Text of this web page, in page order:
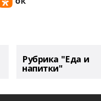
Рубрика "Еда и
напитки"